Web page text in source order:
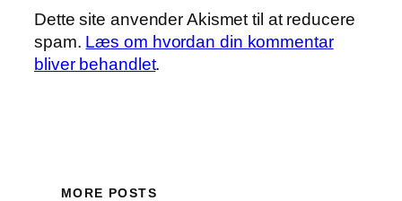
Dette site anvender Akismet til at reducere
spam. Læs om hvordan din kommentar
bliver behandlet.
MORE POSTS